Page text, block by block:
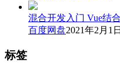
混合开发入门 Vue结
百度网盘2021年2月1日
标签